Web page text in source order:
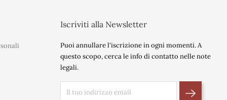
Iscriviti alla Newsletter
Puoi annullare l'iscrizione in ogni momenti. A
questo scopo, cerca le info di contatto nelle note
legali.